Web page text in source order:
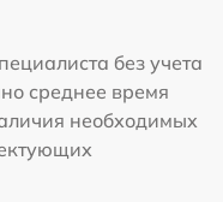
без учета
среднее время
необходимых